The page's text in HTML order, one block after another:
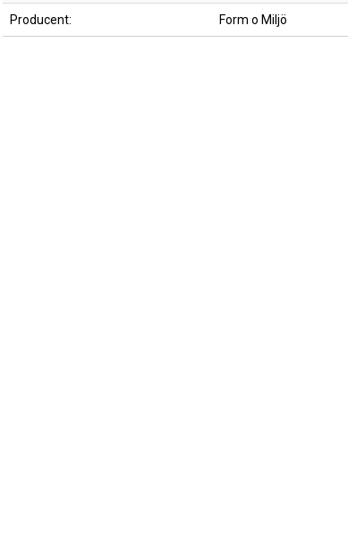
Producent: Form o Miljö